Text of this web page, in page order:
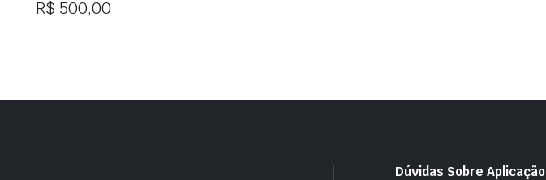
R$ 500,00
Dúvidas Sobre Aplicação